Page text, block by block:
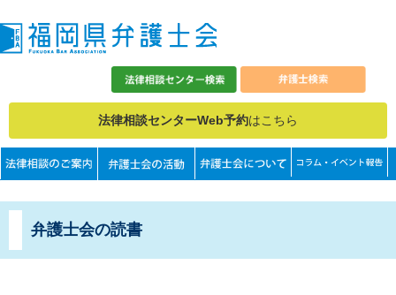
法律相談センターWeb予約はこちら
弁護士会の読書